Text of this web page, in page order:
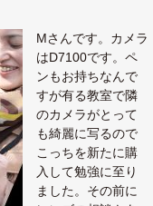
Mさんです。カメラ
はD7100です。ペ
ンもお持ちなんで
すが有る教室で隣
のカメラがとって
も綺麗に写るので
こっちを新たに購
入して勉強に至り
ました。その前に